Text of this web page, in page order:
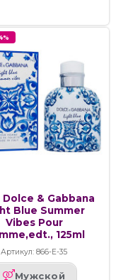
Dolce & Gabbana
Blue Summer
Vibes Pour
125ml
Артикул: 866-Е-35
Мужской